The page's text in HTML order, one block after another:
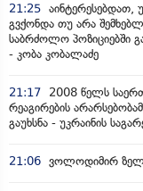
21:25
გვქონდა თუ არა
საბრძოლო პოზიციებში
- კობა კობალაძე
21:17
2008 წელს
რეაგირების
გაუხსნა - უკრაინის
21:06 ვოლოდიმირ